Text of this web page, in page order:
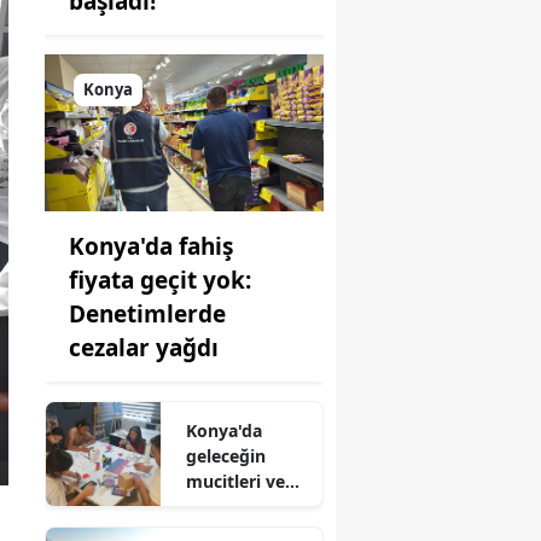
Konya
Konya'da fahiş
fiyata geçit yok:
Denetimlerde
cezalar yağdı
Konya'da
geleceğin
mucitleri ve